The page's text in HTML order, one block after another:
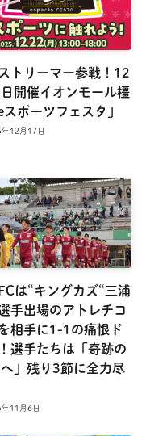
トリーマー参戦！12
開催イオンモール橿
スポーツフェスタ」
12月17日
は“キングカズ“三浦
手出場のアトレチコ
相手に1-1の痛恨ド
選手たちは「奇跡の
」残り3節に全力尽
11月6日